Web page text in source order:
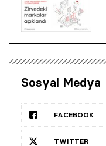
Sosyal Medya
FACEBOOK
TWITTER